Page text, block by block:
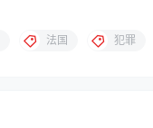
法国 犯罪